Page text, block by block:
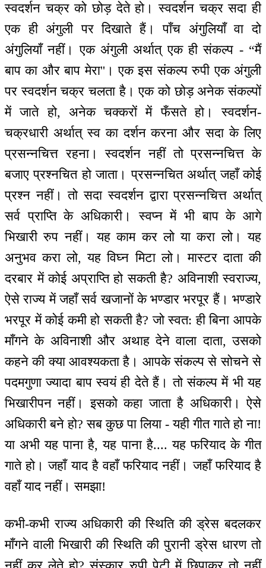
स्वदर्शन चक्र को छोड़ देते हो। स्वदर्शन चक्र सदा ही
एक ही अंगुली पर दिखाते हैं। पाँच अंगुलियाँ वा दो
अंगुलियाँ नहीं। एक अंगुली अर्थात् एक ही संकल्प - “मैं
बाप का और बाप मेरा''। एक इस संकल्प रुपी एक अंगुली
पर स्वदर्शन चक्र चलता है। एक को छोड़ अनेक संकल्पों
में जाते हो, अनेक चक्करों में फँसते हो। स्वदर्शन-
चक्रधारी अर्थात् स्व का दर्शन करना और सदा के लिए
प्रसन्नचित्त रहना। स्वदर्शन नहीं तो प्रसन्नचित्त के
बजाए प्रश्नचित हो जाता। प्रसन्नचित अर्थात् जहाँ कोई
प्रश्न नहीं। तो सदा स्वदर्शन द्वारा प्रसन्नचित्त अर्थात्
सर्व प्राप्ति के अधिकारी। स्वप्न में भी बाप के आगे
भिखारी रुप नहीं। यह काम कर लो या करा लो। यह
अनुभव करा लो, यह विघ्न मिटा लो। मास्टर दाता की
दरबार में कोई अप्राप्ति हो सकती है? अविनाशी स्वराज्य,
ऐसे राज्य में जहाँ सर्व खजानों के भण्डार भरपूर हैं। भण्डारे
भरपूर में कोई कमी हो सकती है? जो स्वत: ही बिना आपके
माँगने के अविनाशी और अथाह देने वाला दाता, उसको
कहने की क्या आवश्यकता है। आपके संकल्प से सोचने से
पदमगुणा ज्यादा बाप स्वयं ही देते हैं। तो संकल्प में भी यह
भिखारीपन नहीं। इसको कहा जाता है अधिकारी। ऐसे
अधिकारी बने हो? सब कुछ पा लिया - यही गीत गाते हो ना!
या अभी यह पाना है, यह पाना है.... यह फरियाद के गीत
गाते हो। जहाँ याद है वहाँ फरियाद नहीं। जहाँ फरियाद है
वहाँ याद नहीं। समझा!
कभी-कभी राज्य अधिकारी की स्थिति की ड्रेस बदलकर
माँगने वाली भिखारी की स्थिति की पुरानी ड्रेस धारण तो